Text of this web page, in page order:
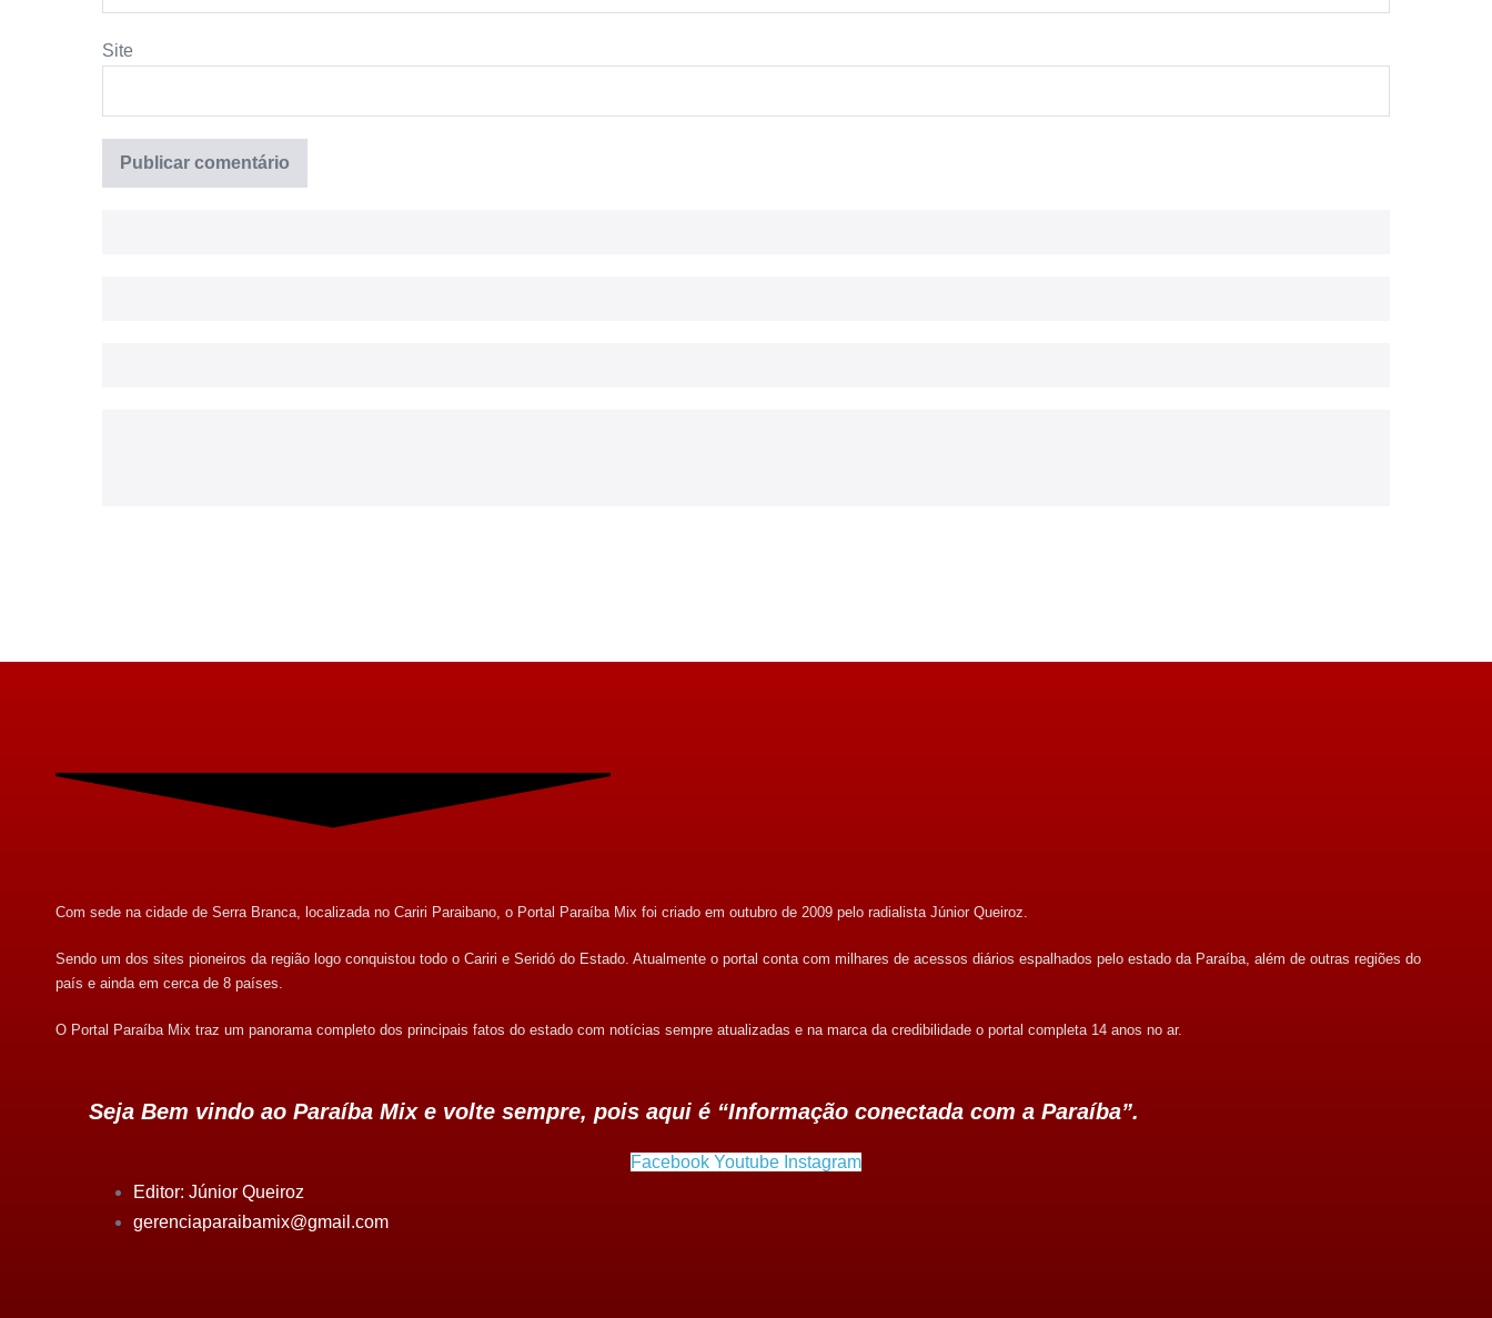
Site
Com sede na cidade de Serra Branca, localizada no Cariri Paraibano, o Portal Paraíba Mix foi criado em outubro de 2009 pelo radialista Júnior Queiroz.
Sendo um dos sites pioneiros da região logo conquistou todo o Cariri e Seridó do Estado. Atualmente o portal conta com milhares de acessos diários espalhados pelo estado da Paraíba, além de outras regiões do
país e ainda em cerca de 8 países.
O Portal Paraíba Mix traz um panorama completo dos principais fatos do estado com notícias sempre atualizadas e na marca da credibilidade o portal completa 14 anos no ar.
Seja Bem vindo ao Paraíba Mix e volte sempre, pois aqui é “Informação conectada com a Paraíba”.
Facebook Youtube Instagram
Editor: Júnior Queiroz
gerenciaparaibamix@gmail.com